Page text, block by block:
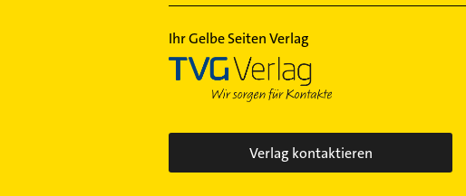
Polch
Ihr Gelbe Seiten Verlag
Verlag kontaktieren